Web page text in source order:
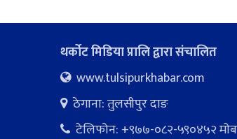
थर्कोट मिडिया प्रालि द्वारा संचालित
www.tulsipurkhabar.com
ठेगाना: तुलसीपुर दाङ
टेलिफोन: +९७७-०८२-५९०४५२